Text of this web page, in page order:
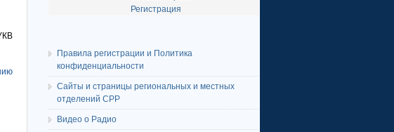
Регистрация
Правила регистрации и Политика
конфиденциальности
Сайты и страницы региональных и местных
отделений СРР
Видео о Радио